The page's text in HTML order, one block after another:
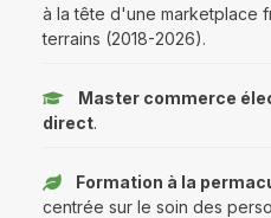
à la tête d'une marketplace
terrains (2018-2026).
Master commerce
direct.
Formation à la
centrée sur le soin des